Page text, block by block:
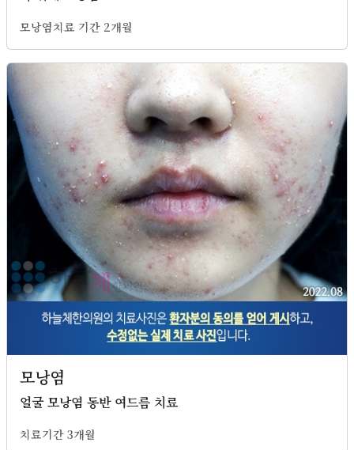
모낭염치료 기간 2개월
모낭염
얼굴 모낭염 동반 여드름 치료
치료기간 3개월